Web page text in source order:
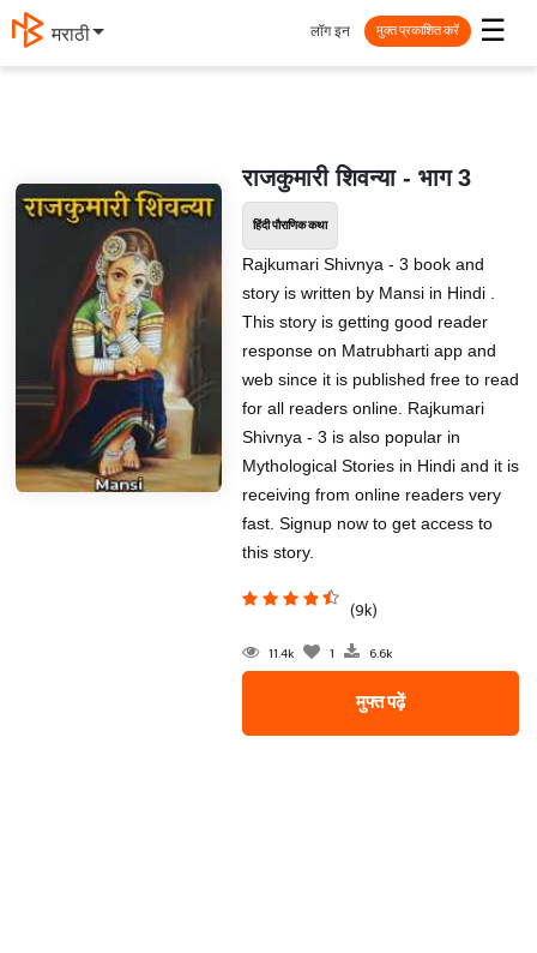
मराठी ☰
लॉग इन मुक्त प्रकाशित करें
राजकुमारी शिवन्या - भाग 3
हिंदी पौराणिक कथा
Rajkumari Shivnya - 3 book and
story is written by Mansi in Hindi .
This story is getting good reader
response on Matrubharti app and
web since it is published free to read
for all readers online. Rajkumari
Shivnya - 3 is also popular in
Mythological Stories in Hindi and it is
receiving from online readers very
fast. Signup now to get access to
this story.
(9k)
11.4k 1 6.6k
मुफ्त पढ़ें